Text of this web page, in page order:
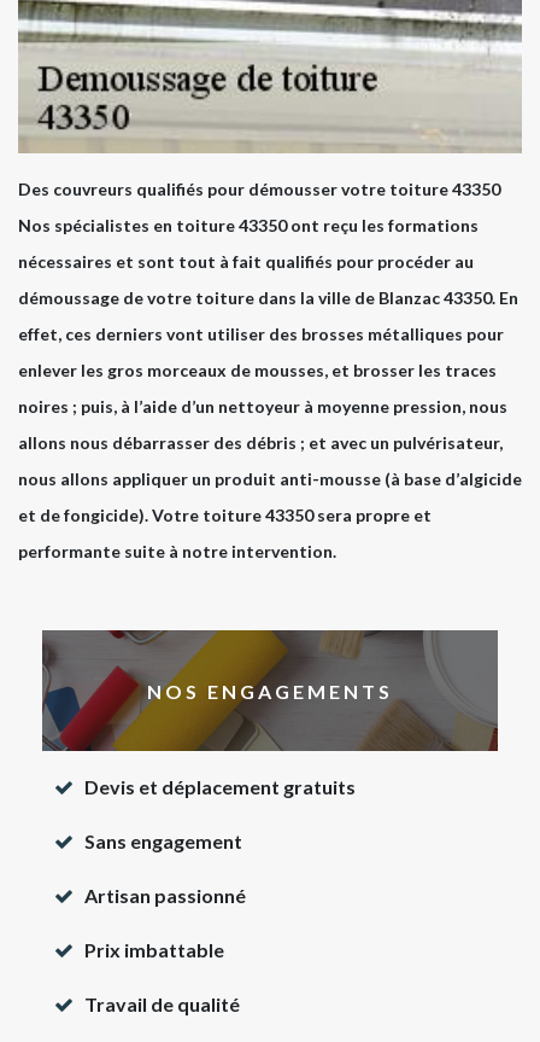
Des couvreurs qualifiés pour démousser votre toiture 43350
Nos spécialistes en toiture 43350 ont reçu les formations
nécessaires et sont tout à fait qualifiés pour procéder au
démoussage de votre toiture dans la ville de Blanzac 43350. En
effet, ces derniers vont utiliser des brosses métalliques pour
enlever les gros morceaux de mousses, et brosser les traces
noires ; puis, à l’aide d’un nettoyeur à moyenne pression, nous
allons nous débarrasser des débris ; et avec un pulvérisateur,
nous allons appliquer un produit anti-mousse (à base d’algicide
et de fongicide). Votre toiture 43350 sera propre et
performante suite à notre intervention.
NOS ENGAGEMENTS
Devis et déplacement gratuits
Sans engagement
Artisan passionné
Prix imbattable
Travail de qualité